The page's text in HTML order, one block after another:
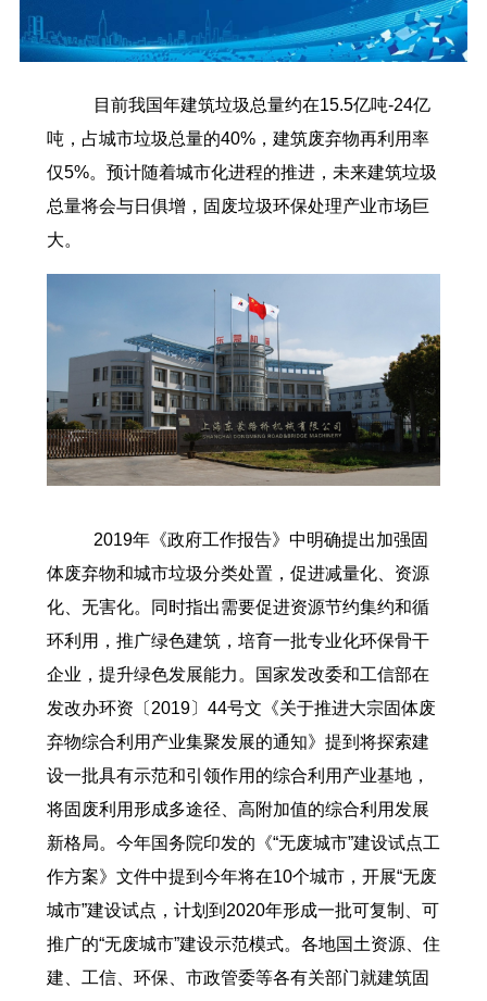
目前我国年建筑垃圾总量约在15.5亿吨-24亿
吨，占城市垃圾总量的40%，建筑废弃物再利用率
仅5%。预计随着城市化进程的推进，未来建筑垃圾
总量将会与日俱增，固废垃圾环保处理产业市场巨
大。
2019年《政府工作报告》中明确提出加强固
体废弃物和城市垃圾分类处置，促进减量化、资源
化、无害化。同时指出需要促进资源节约集约和循
环利用，推广绿色建筑，培育一批专业化环保骨干
企业，提升绿色发展能力。国家发改委和工信部在
发改办环资〔2019〕44号文《关于推进大宗固体废
弃物综合利用产业集聚发展的通知》提到将探索建
设一批具有示范和引领作用的综合利用产业基地，
将固废利用形成多途径、高附加值的综合利用发展
新格局。今年国务院印发的《“无废城市”建设试点工
作方案》文件中提到今年将在10个城市，开展“无废
城市”建设试点，计划到2020年形成一批可复制、可
推广的“无废城市”建设示范模式。各地国土资源、住
建、工信、环保、市政管委等各有关部门就建筑固